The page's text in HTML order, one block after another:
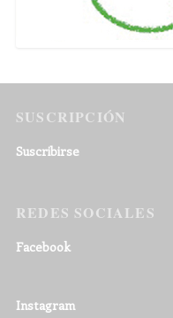
SUSCRIPCIÓN
Suscribirse
REDES SOCIALES
Facebook
Instagram